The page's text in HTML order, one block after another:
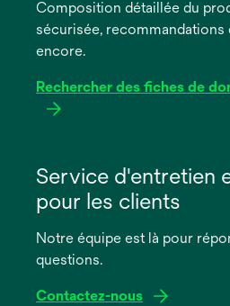
nouvel
onglet
Composition détaillée du
sécurisée, recommandations
encore.
Rechercher des fiches de
dans
nouvel
onglet
Service d'entretien
pour les clients
Notre équipe est là pour
questions.
Contactez-nous